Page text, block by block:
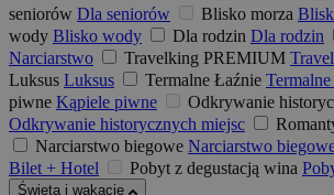
seniorów Dla seniorów Blisko morza
wody Blisko wody Dla rodzin Dla rodzin
Narciarstwo
Travelking PREMIUM
Luksus Luksus Termalne Łaźnie
piwne Kąpiele piwne
Odkrywanie
Odkrywanie historycznych miejsc
Narciarstwo biegowe Narciarstwo
Bilet + Hotel
Pobyt z degustacją wina
Święta i wakacje